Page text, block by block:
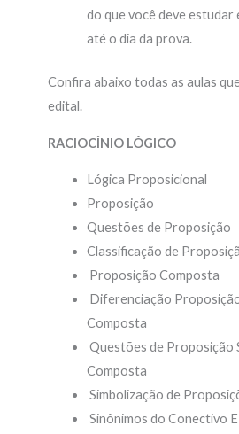
do que você deve estudar
até o dia da prova.
Confira abaixo todas as aulas
edital.
RACIOCÍNIO LÓGICO
Lógica Proposicional
Proposição
Questões de Proposição
Classificação de
Proposição Composta
Diferenciação
Composta
Questões de Proposição
Composta
Simbolização de
Sinônimos do Conectivo